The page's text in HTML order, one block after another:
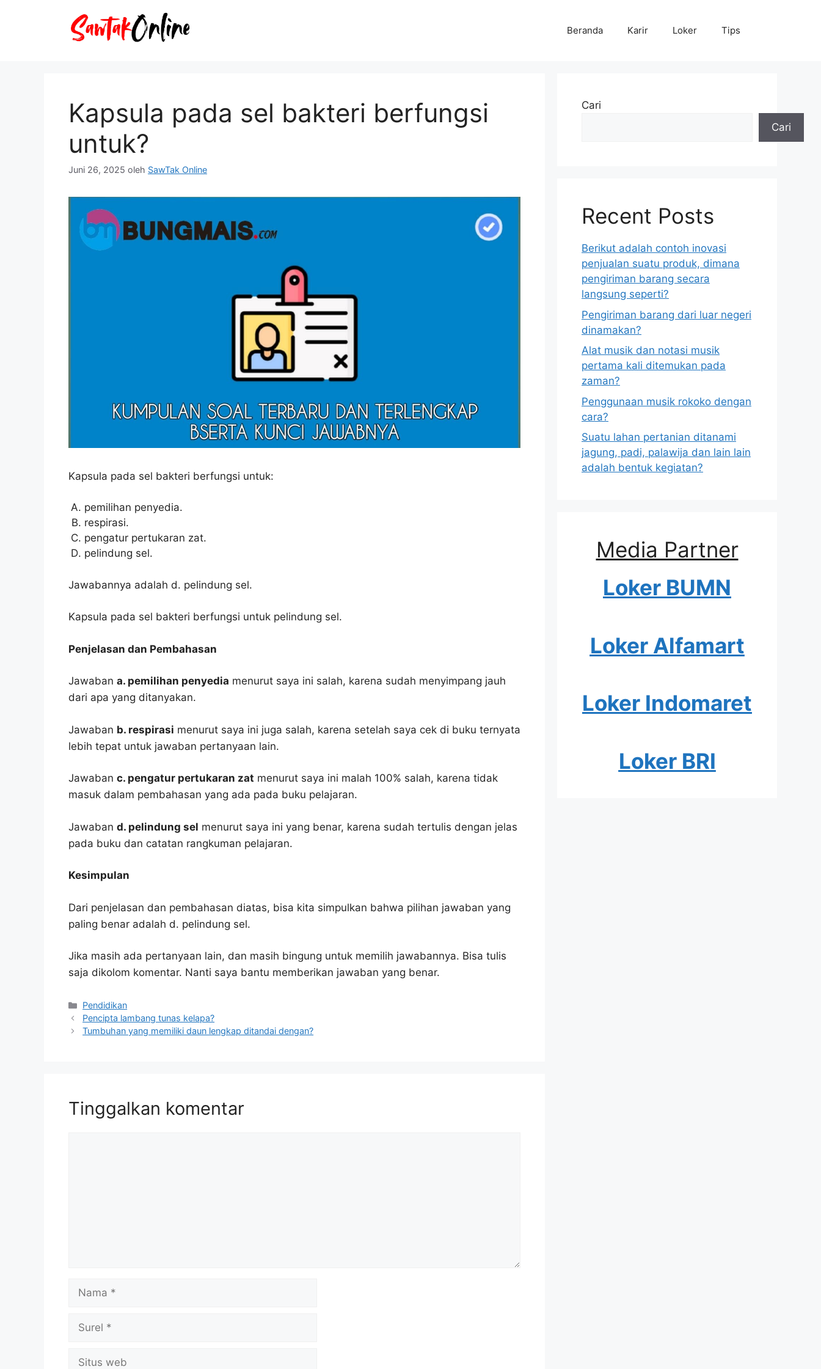
Beranda Karir Loker Tips
Kapsula pada sel bakteri berfungsi
untuk?
Juni 26, 2025 oleh SawTak Online
Kapsula pada sel bakteri berfungsi untuk:
pemilihan penyedia.
respirasi.
pengatur pertukaran zat.
pelindung sel.
Jawabannya adalah d. pelindung sel.
Kapsula pada sel bakteri berfungsi untuk pelindung sel.
Penjelasan dan Pembahasan
Jawaban a. pemilihan penyedia menurut saya ini salah, karena sudah menyimpang jauh
dari apa yang ditanyakan.
Jawaban b. respirasi menurut saya ini juga salah, karena setelah saya cek di buku ternyata
lebih tepat untuk jawaban pertanyaan lain.
Jawaban c. pengatur pertukaran zat menurut saya ini malah 100% salah, karena tidak
masuk dalam pembahasan yang ada pada buku pelajaran.
Jawaban d. pelindung sel menurut saya ini yang benar, karena sudah tertulis dengan jelas
pada buku dan catatan rangkuman pelajaran.
Kesimpulan
Dari penjelasan dan pembahasan diatas, bisa kita simpulkan bahwa pilihan jawaban yang
paling benar adalah d. pelindung sel.
Jika masih ada pertanyaan lain, dan masih bingung untuk memilih jawabannya. Bisa tulis
saja dikolom komentar. Nanti saya bantu memberikan jawaban yang benar.
Kategori
Pendidikan
Pencipta lambang tunas kelapa?
Tumbuhan yang memiliki daun lengkap ditandai dengan?
Tinggalkan komentar
Nama
Surel
Situs
Cari
Cari
Recent Posts
Berikut adalah contoh inovasi
penjualan suatu produk, dimana
pengiriman barang secara
langsung seperti?
Pengiriman barang dari luar negeri
dinamakan?
Alat musik dan notasi musik
pertama kali ditemukan pada
zaman?
Penggunaan musik rokoko dengan
cara?
Suatu lahan pertanian ditanami
jagung, padi, palawija dan lain lain
adalah bentuk kegiatan?
Media Partner
Loker BUMN
Loker Alfamart
Loker Indomaret
Loker BRI